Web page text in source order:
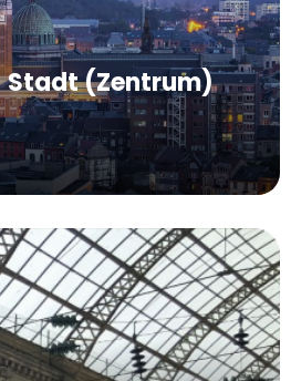
Stadt (Zentrum)